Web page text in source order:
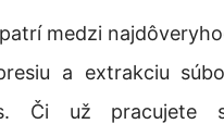
medzi
a extrakciu
Či už pracujete